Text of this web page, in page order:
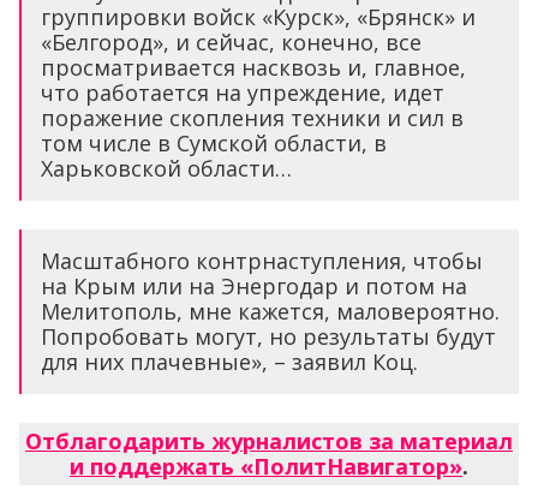
группировки войск «Курск», «Брянск» и
«Белгород», и сейчас, конечно, все
просматривается насквозь и, главное,
что работается на упреждение, идет
поражение скопления техники и сил в
том числе в Сумской области, в
Харьковской области…
Масштабного контрнаступления, чтобы
на Крым или на Энергодар и потом на
Мелитополь, мне кажется, маловероятно.
Попробовать могут, но результаты будут
для них плачевные», – заявил Коц.
Отблагодарить журналистов за материал
и поддержать «ПолитНавигатор».